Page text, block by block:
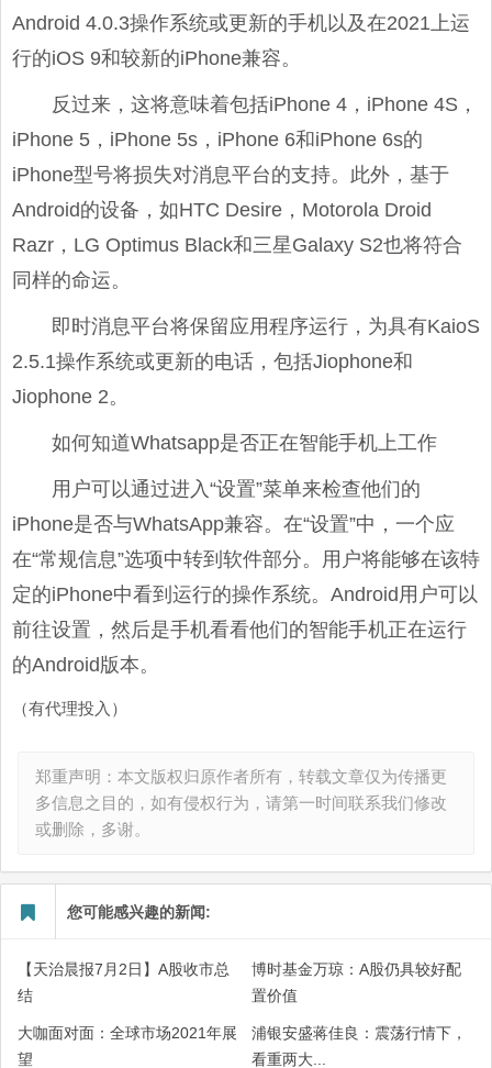
Android 4.0.3操作系统或更新的手机以及在2021上运
行的iOS 9和较新的iPhone兼容。
反过来，这将意味着包括iPhone 4，iPhone 4S，
iPhone 5，iPhone 5s，iPhone 6和iPhone 6s的
iPhone型号将损失对消息平台的支持。此外，基于
Android的设备，如HTC Desire，Motorola Droid
Razr，LG Optimus Black和三星Galaxy S2也将符合
同样的命运。
即时消息平台将保留应用程序运行，为具有KaioS
2.5.1操作系统或更新的电话，包括Jiophone和
Jiophone 2。
如何知道Whatsapp是否正在智能手机上工作
用户可以通过进入“设置”菜单来检查他们的
iPhone是否与WhatsApp兼容。在“设置”中，一个应
在“常规信息”选项中转到软件部分。用户将能够在该特
定的iPhone中看到运行的操作系统。Android用户可以
前往设置，然后是手机看看他们的智能手机正在运行
的Android版本。
（有代理投入）
郑重声明：本文版权归原作者所有，转载文章仅为传播更
多信息之目的，如有侵权行为，请第一时间联系我们修改
或删除，多谢。
您可能感兴趣的新闻:
【天治晨报7月2日】A股收市总
结
博时基金万琼：A股仍具较好配
置价值
大咖面对面：全球市场2021年展
望
浦银安盛蒋佳良：震荡行情下，
看重两大...